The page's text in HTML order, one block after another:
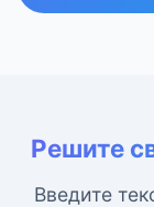
Решите
Введите